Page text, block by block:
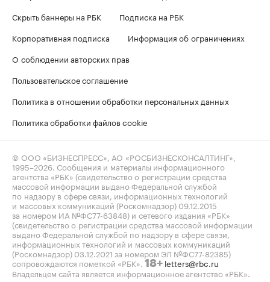
Скрыть баннеры на РБК
Подписка на РБК
Корпоративная подписка
Информация об ограничениях
О соблюдении авторских прав
Пользовательское соглашение
Политика в отношении обработки персональных данных
Политика обработки файлов cookie
© ООО «БИЗНЕСПРЕСС», АО «РОСБИЗНЕСКОНСАЛТИНГ»,
1995–2026 . Сообщения и материалы информационного
агентства «РБК» (свидетельство о регистрации средства
массовой информации выдано Федеральной службой
по надзору в сфере связи, информационных технологий
и массовых коммуникаций (Роскомнадзор) 09.12.2015
за номером ИА №ФС77-63848) и сетевого издания «РБК»
(свидетельство о регистрации средства массовой информации
выдано Федеральной службой по надзору в сфере связи,
информационных технологий и массовых коммуникаций
(Роскомнадзор) 03.12.2021 за номером ЭЛ №ФС77-82385)
сопровождаются пометкой «РБК». 18+ letters@rbc.ru
Владельцем сайта является информационное агентство «РБК».